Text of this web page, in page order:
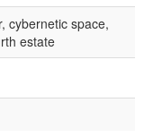
cybernetic space,
estate